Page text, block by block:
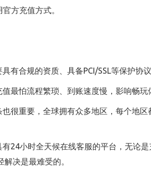
方充值方式。
有合规的资质、具备PCI/SSL等保护协议
最怕流程繁琐、到账速度慢，影响畅玩
很重要，全球拥有众多地区，每个地
24小时全天候在线客服的平台，无论
决是最难受的。